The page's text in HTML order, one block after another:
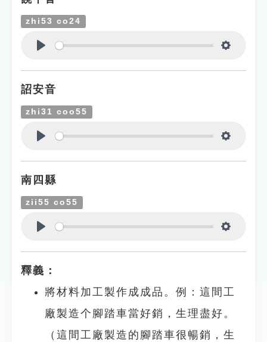
zhi53 co24
詔安音
zhi31 coo55
南四縣
zii55 co55
釋義：
將材料加工製作成成品。例：這間工
廠製造个腳踏車當好銷，生理盡好。
（這間工廠製造的腳踏車很暢銷，生